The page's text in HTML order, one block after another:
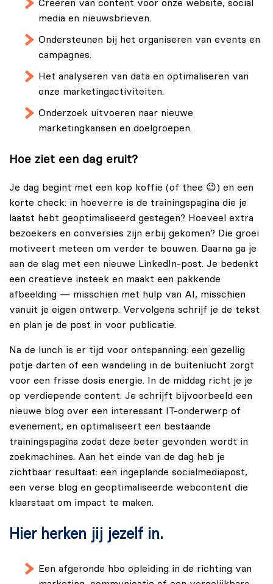
Creëren van content voor onze website, social
media en nieuwsbrieven.
Ondersteunen bij het organiseren van events en
campagnes.
Het analyseren van data en optimaliseren van
onze marketingactiviteiten.
Onderzoek uitvoeren naar nieuwe
marketingkansen en doelgroepen.
Hoe ziet een dag eruit?
Je dag begint met een kop koffie (of thee 😉) en een
korte check: in hoeverre is de trainingspagina die je
laatst hebt geoptimaliseerd gestegen? Hoeveel extra
bezoekers en conversies zijn erbij gekomen? Die groei
motiveert meteen om verder te bouwen. Daarna ga je
aan de slag met een nieuwe LinkedIn-post. Je bedenkt
een creatieve insteek en maakt een pakkende
afbeelding — misschien met hulp van AI, misschien
vanuit je eigen ontwerp. Vervolgens schrijf je de tekst
en plan je de post in voor publicatie.
Na de lunch is er tijd voor ontspanning: een gezellig
potje darten of een wandeling in de buitenlucht zorgt
voor een frisse dosis energie. In de middag richt je je
op verdiepende content. Je schrijft bijvoorbeeld een
nieuwe blog over een interessant IT-onderwerp of
evenement, en optimaliseert een bestaande
trainingspagina zodat deze beter gevonden wordt in
zoekmachines. Aan het einde van de dag heb je
zichtbaar resultaat: een ingeplande socialmediapost,
een verse blog en geoptimaliseerde webcontent die
klaarstaat om impact te maken.
Hier herken jij jezelf in.
Een afgeronde hbo opleiding in de richting van